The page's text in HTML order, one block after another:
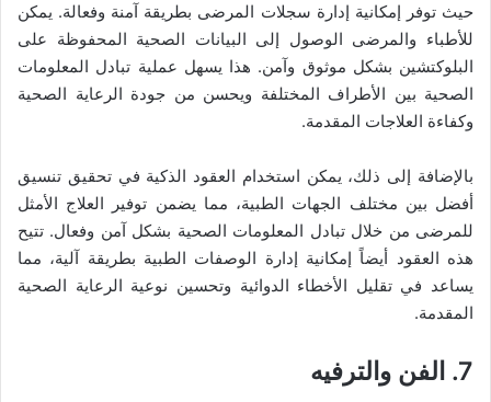
حيث توفر إمكانية إدارة سجلات المرضى بطريقة آمنة وفعالة. يمكن
للأطباء والمرضى الوصول إلى البيانات الصحية المحفوظة على
البلوكتشين بشكل موثوق وآمن. هذا يسهل عملية تبادل المعلومات
الصحية بين الأطراف المختلفة ويحسن من جودة الرعاية الصحية
وكفاءة العلاجات المقدمة.
بالإضافة إلى ذلك، يمكن استخدام العقود الذكية في تحقيق تنسيق
أفضل بين مختلف الجهات الطبية، مما يضمن توفير العلاج الأمثل
للمرضى من خلال تبادل المعلومات الصحية بشكل آمن وفعال. تتيح
هذه العقود أيضاً إمكانية إدارة الوصفات الطبية بطريقة آلية، مما
يساعد في تقليل الأخطاء الدوائية وتحسين نوعية الرعاية الصحية
المقدمة.
7. الفن والترفيه